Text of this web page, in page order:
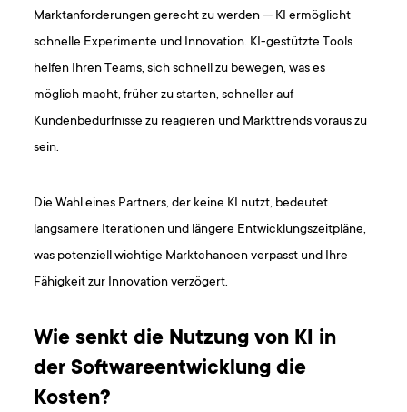
Marktanforderungen gerecht zu werden — KI ermöglicht
schnelle Experimente und Innovation. KI-gestützte Tools
helfen Ihren Teams, sich schnell zu bewegen, was es
möglich macht, früher zu starten, schneller auf
Kundenbedürfnisse zu reagieren und Markttrends voraus zu
sein.
Die Wahl eines Partners, der keine KI nutzt, bedeutet
langsamere Iterationen und längere Entwicklungszeitpläne,
was potenziell wichtige Marktchancen verpasst und Ihre
Fähigkeit zur Innovation verzögert.
Wie senkt die Nutzung von KI in
der Softwareentwicklung die
Kosten?